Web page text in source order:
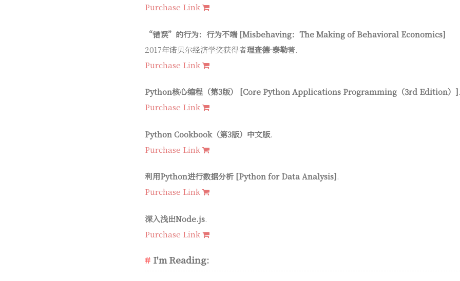
Purchase Link
“错误”的行为：行为不端 [Misbehaving：The Making of Behavioral Economics]
2017年诺贝尔经济学奖获得者理查德·泰勒著.
Purchase Link
Python核心编程（第3版） [Core Python Applications Programming（3rd Edition）].
Purchase Link
Python Cookbook（第3版）中文版.
Purchase Link
利用Python进行数据分析 [Python for Data Analysis].
Purchase Link
深入浅出Node.js.
Purchase Link
I'm Reading: